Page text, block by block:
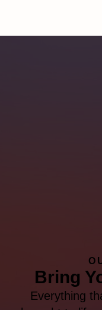
Bring
Everything